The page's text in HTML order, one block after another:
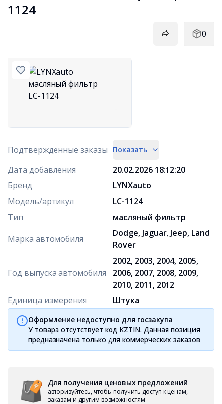
1124
0
Подтверждённые заказы Показать
Дата добавления
20.02.2026 18:12:20
Бренд
LYNXauto
Модель/артикул
LC-1124
Тип
масляный фильтр
Марка автомобиля
Dodge, Jaguar, Jeep, Land
Rover
Год выпуска автомобиля
2002, 2003, 2004, 2005,
2006, 2007, 2008, 2009,
2010, 2011, 2012
Единица измерения
Штука
Оформление недоступно для госзакупа
У товара отсутствует код KZTIN. Данная позиция
предназначена только для коммерческих заказов
Для получения ценовых предложений
авторизуйтесь, чтобы получить доступ к ценам,
заказам и другим возможностям